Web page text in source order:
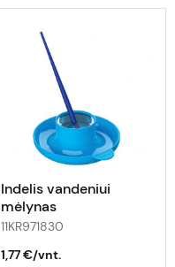
Indelis vandeniui
mėlynas
11KR971830
1,77 €/vnt.